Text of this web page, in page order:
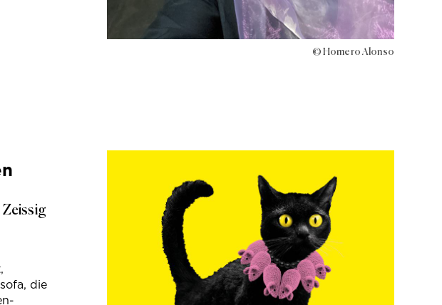
© Homero Alonso
die